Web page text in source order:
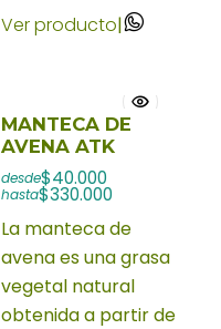
Ver producto|
MANTECA DE
AVENA ATK
desde$40.000
hasta$330.000
La manteca de
avena es una grasa
vegetal natural
obtenida a partir de